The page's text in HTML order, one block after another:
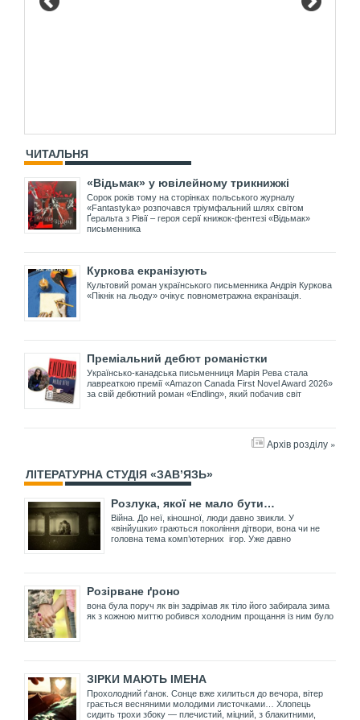
ЧИТАЛЬНЯ
«Відьмак» у ювілейному трикнижжі
Сорок років тому на сторінках польського журналу
«Fantastyka» розпочався тріумфальний шлях світом
Ґеральта з Рівії – героя серії книжок-фентезі «Відьмак»
письменника
Куркова екранізують
Культовий роман українського письменника Андрія Куркова
«Пікнік на льоду» очікує повнометражна екранізація.
Преміальний дебют романістки
Українсько-канадська письменниця Марія Рева стала
лавреаткою премії «Amazon Canada First Novel Award 2026»
за свій дебютний роман «Endling», який побачив світ
Архів розділу »
ЛІТЕРАТУРНА СТУДІЯ «ЗАВ’ЯЗЬ»
Розлука, якої не мало бути…
Війна. До неї, кіношної, люди давно звикли. У
«вінйушки» граються покоління дітвори, вона чи не
головна тема комп’ютерних ігор. Уже давно
Розірване ґроно
вона була поруч як він задрімав як тіло його забирала зима
як з кожною миттю робився холодним прощання із ним було
ЗІРКИ МАЮТЬ ІМЕНА
Прохолодний ґанок. Сонце вже хилиться до вечора, вітер
грається весняними молодими листочками… Хлопець
сидить трохи збоку — плечистий, міцний, з блакитними,